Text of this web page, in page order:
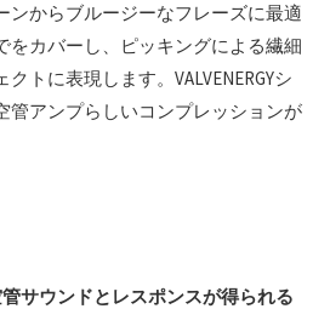
ンからブルージーなフレーズに最適
をカバーし、ピッキングによる繊細
トに表現します。VALVENERGYシ
管アンプらしいコンプレッションが
サウンドとレスポンスが得られる